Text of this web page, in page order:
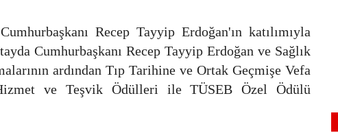
Recep Tayyip Erdoğan'ın katılımıyla
Cumhurbaşkanı Recep Tayyip Erdoğan ve Sağlık
ardından Tıp Tarihine ve Ortak Geçmişe Vefa
ve Teşvik Ödülleri ile TÜSEB Özel Ödülü